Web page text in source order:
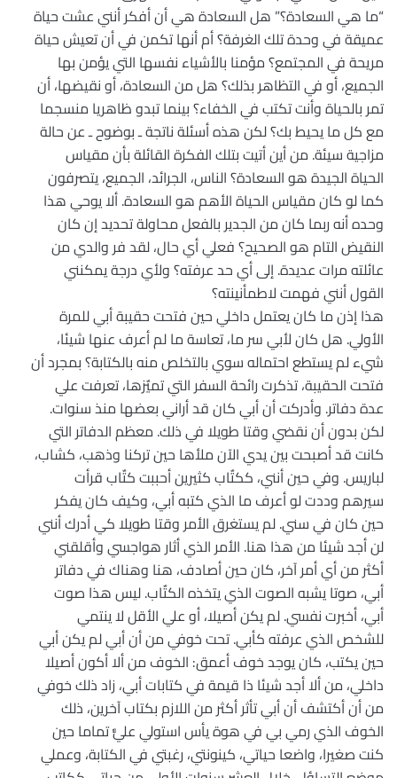
“ما هي السعادة؟” هل السعادة هي أن أفكر أنني عشت حياة
عميقة في وحدة تلك الغرفة؟ أم أنها تكمن في أن تعيش حياة
مريحة في المجتمع؟ مؤمنا بالأشياء نفسها التي يؤمن بها
الجميع، أو في التظاهر بذلك؟ هل من السعادة، أو نقيضها، أن
تمر بالحياة وأنت تكتب في الخفاء؟ بينما تبدو ظاهريا منسجما
مع كل ما يحيط بك؟ لكن هذه أسئلة ناتجة ـ بوضوح ـ عن حالة
مزاجية سيئة. من أين أتيت بتلك الفكرة القائلة بأن مقياس
الحياة الجيدة هو السعادة؟ الناس، الجرائد، الجميع، يتصرفون
كما لو كان مقياس الحياة الأهم هو السعادة. ألا يوحي هذا
وحده أنه ربما كان من الجدير بالفعل محاولة تحديد إن كان
النقيض التام هو الصحيح؟ فعلي أي حال، لقد فر والدي من
عائلته مرات عديدة. إلى أي حد عرفته؟ ولأي درجة يمكنني
القول أنني فهمت لاطمأنينته؟
هذا إذن ما كان يعتمل داخلي حين فتحت حقيبة أبي للمرة
الأولي. هل كان لأبي سر ما، تعاسة ما لم أعرف عنها شيئا،
شيء لم يستطع احتماله سوي بالتخلص منه بالكتابة؟ بمجرد أن
فتحت الحقيبة، تذكرت رائحة السفر التي تميٌزها، تعرفت علي
عدة دفاتر. وأدركت أن أبي كان قد أراني بعضها منذ سنوات.
لكن بدون أن نقضي وقتا طويلا في ذلك. معظم الدفاتر التي
كانت قد أصبحت بين يدي الآن ملأها حين تركنا وذهب، كشاب،
لباريس. وفي حين أنني، ككتٌاب كثيرين أحببت كتٌاب قرأت
سيرهم وددت لو أعرف ما الذي كتبه أبي، وكيف كان يفكر
حين كان في سني. لم يستغرق الأمر وقتا طويلا كي أدرك أنني
لن أجد شيئا من هذا هنا. الأمر الذي أثار هواجسي وأقلقني
أكثر من أي أمر آخر، كان حين أصادف، هنا وهناك في دفاتر
أبي، صوتا يشبه الصوت الذي يتخذه الكتٌاب. ليس هذا صوت
أبي، أخبرت نفسي. لم يكن أصيلا، أو علي الأقل لا ينتمي
للشخص الذي عرفته كأبي. تحت خوفي من أن أبي لم يكن أبي
حين يكتب، كان يوجد خوف أعمق: الخوف من ألا أكون أصيلا
داخلي، من ألا أجد شيئا ذا قيمة في كتابات أبي، زاد ذلك خوفي
من أن أكتشف أن أبي تأثر أكثر من اللازم بكتاب آخرين، ذلك
الخوف الذي رمي بي في هوة يأس استولي عليٌّ تماما حين
كنت صغيرا، واضعا حياتي، كينونتي، رغبتي في الكتابة، وعملي